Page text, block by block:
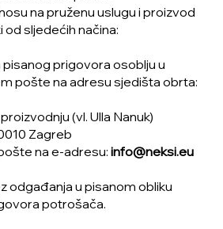
na pruženu uslugu i proizvod
od sljedećih načina:
prigovora osoblju u
pošte na adresu sjedišta obrta:
(vl. Ulla Nanuk)
Zagreb
na e-adresu:info@neksi.eu
odgađanja u pisanom obliku
potrošača.